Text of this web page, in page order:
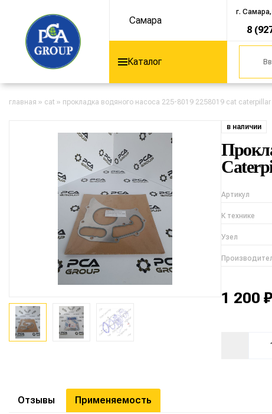
Самара
г.
8
Каталог
главная » cat » прокладка водяного насоса 225-8019 2258019 cat
в наличии
Артикул
К технике
Узел
1 200 ₽
Отзывы Применяемость